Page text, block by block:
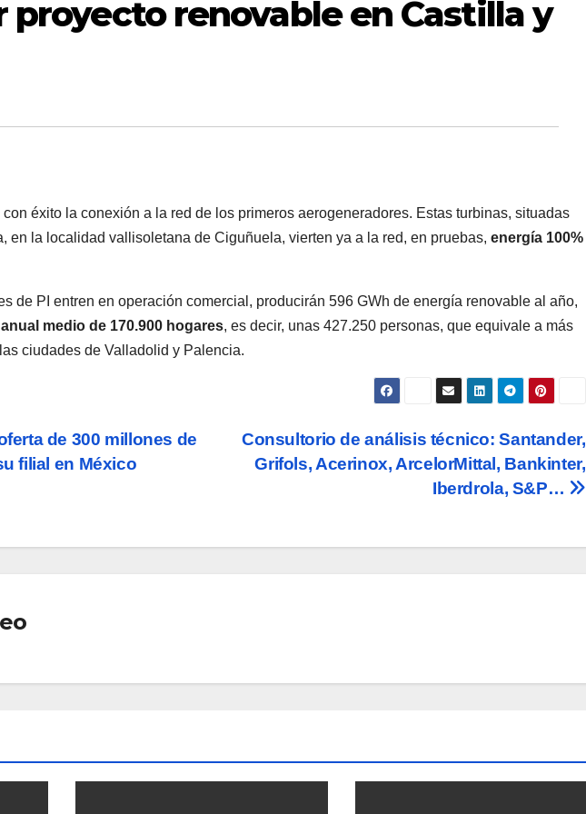
proyecto renovable en Castilla y
éxito la conexión a la red de los primeros aerogeneradores. Estas turbinas, situadas
en la localidad vallisoletana de Ciguñuela, vierten ya a la red, en pruebas, energía 100%
de PI entren en operación comercial, producirán 596 GWh de energía renovable al año,
medio de 170.900 hogares, es decir, unas 427.250 personas, que equivale a más
ciudades de Valladolid y Palencia.
Consultorio de análisis técnico: Santander,
Grifols, Acerinox, ArcelorMittal, Bankinter,
Iberdrola, S&P…
de 300 millones de
filial en México